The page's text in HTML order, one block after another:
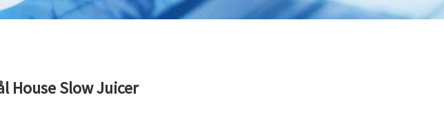
House Slow Juicer